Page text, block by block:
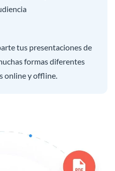
tus presentaciones de
formas diferentes
online y offline.